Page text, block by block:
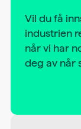
Vil du få
industrien
når vi har
deg av når